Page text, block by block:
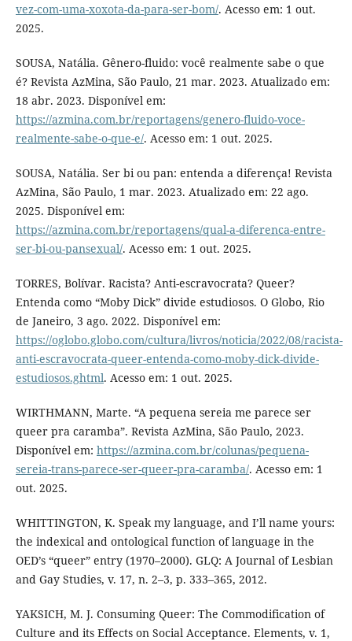
vez-com-uma-xoxota-da-para-ser-bom/. Acesso em: 1 out.
2025.
SOUSA, Natália. Gênero-fluido: você realmente sabe o que
é? Revista AzMina, São Paulo, 21 mar. 2023. Atualizado em:
18 abr. 2023. Disponível em:
https://azmina.com.br/reportagens/genero-fluido-voce-
realmente-sabe-o-que-e/. Acesso em: 1 out. 2025.
SOUSA, Natália. Ser bi ou pan: entenda a diferença! Revista
AzMina, São Paulo, 1 mar. 2023. Atualizado em: 22 ago.
2025. Disponível em:
https://azmina.com.br/reportagens/qual-a-diferenca-entre-
ser-bi-ou-pansexual/. Acesso em: 1 out. 2025.
TORRES, Bolívar. Racista? Anti-escravocrata? Queer?
Entenda como “Moby Dick” divide estudiosos. O Globo, Rio
de Janeiro, 3 ago. 2022. Disponível em:
https://oglobo.globo.com/cultura/livros/noticia/2022/08/racista-
anti-escravocrata-queer-entenda-como-moby-dick-divide-
estudiosos.ghtml. Acesso em: 1 out. 2025.
WIRTHMANN, Marte. “A pequena sereia me parece ser
queer pra caramba”. Revista AzMina, São Paulo, 2023.
Disponível em: https://azmina.com.br/colunas/pequena-
sereia-trans-parece-ser-queer-pra-caramba/. Acesso em: 1
out. 2025.
WHITTINGTON, K. Speak my language, and I’ll name yours:
the indexical and ontological function of language in the
OED’s “queer” entry (1970–2000). GLQ: A Journal of Lesbian
and Gay Studies, v. 17, n. 2–3, p. 333–365, 2012.
YAKSICH, M. J. Consuming Queer: The Commodification of
Culture and its Effects on Social Acceptance. Elements, v. 1,